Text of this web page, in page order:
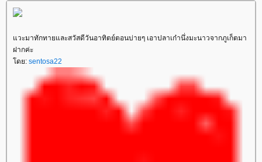
วะมาทักทายและสวัสดีวันอาทิตย์ตอนบ่ายๆ เอาปลาเก๋านึ่งมะนาวจากภูเก็ตมา
ฝากค่ะ
ดย: sentosa22